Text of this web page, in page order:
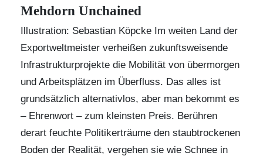
Mehdorn Unchained
Illustration: Sebastian Köpcke Im weiten Land der
Exportweltmeister verheißen zukunftsweisende
Infrastrukturprojekte die Mobilität von übermorgen
und Arbeitsplätzen im Überfluss. Das alles ist
grundsätzlich alternativlos, aber man bekommt es
– Ehrenwort – zum kleinsten Preis. Berühren
derart feuchte Politikerträume den staubtrockenen
Boden der Realität, vergehen sie wie Schnee in